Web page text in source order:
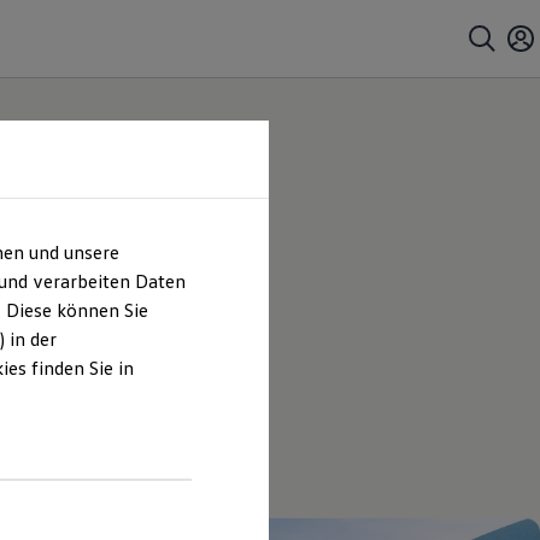
und unsere
verarbeiten Daten
können Sie
in der
finden Sie in